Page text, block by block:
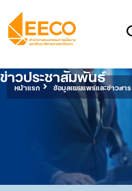
หน้าแรก ข้อมูลเผยแพร่และข่าวสาร
ข่าวประชาสัมพันธ์